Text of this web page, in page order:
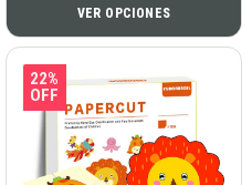
VER OPCIONES
22%
OFF